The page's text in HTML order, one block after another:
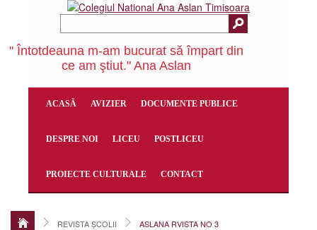
" Întotdeauna m-am bucurat să împart din
ce am ştiut." Ana Aslan
ACASĂ AVIZIER DOCUMENTE PUBLICE
DESPRE NOI LICEU POSTLICEU
PROIECTE CULTURALE CONTACT
REVISTA ȘCOLII ASLANA RVISTA NO 3